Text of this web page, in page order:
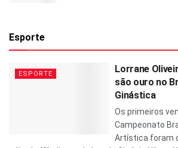
Esporte
ESPORTE
Lorrane
são ouro no
Ginástica
Os primeiros
Campeonato
Artística foram